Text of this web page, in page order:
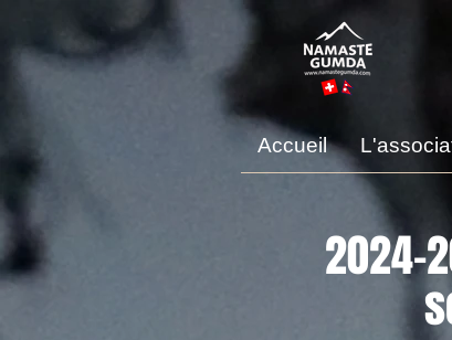
Accueil
2024-